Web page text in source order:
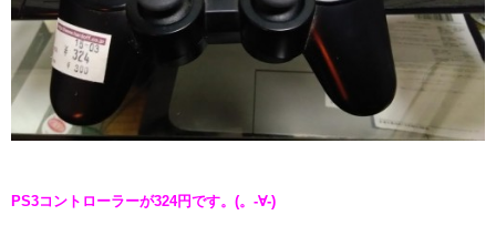
PS3コントローラーが324円です。(。-∀-)